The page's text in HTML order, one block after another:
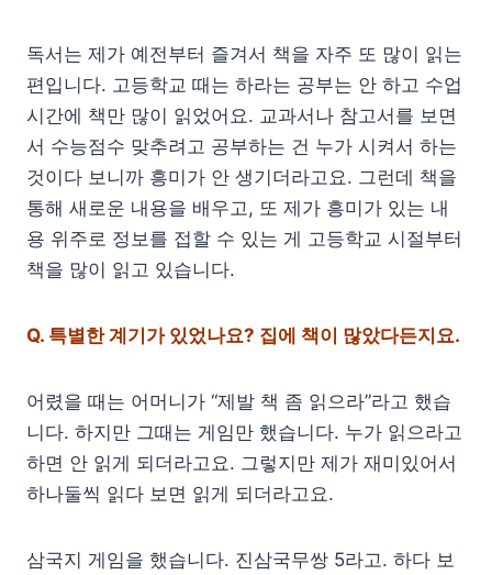
독서는 제가 예전부터 즐겨서 책을 자주 또 많이 읽는
편입니다. 고등학교 때는 하라는 공부는 안 하고 수업
시간에 책만 많이 읽었어요. 교과서나 참고서를 보면
서 수능점수 맞추려고 공부하는 건 누가 시켜서 하는
것이다 보니까 흥미가 안 생기더라고요. 그런데 책을
통해 새로운 내용을 배우고, 또 제가 흥미가 있는 내
용 위주로 정보를 접할 수 있는 게 고등학교 시절부터
책을 많이 읽고 있습니다.
Q. 특별한계기가 있었나요? 집에 책이 많았다든지요.
어렸을 때는 어머니가 “제발 책 좀 읽으라”라고 했습
니다. 하지만 그때는 게임만 했습니다. 누가 읽으라고
하면 안 읽게 되더라고요. 그렇지만 제가 재미있어서
하나둘씩 읽다 보면 읽게 되더라고요.
삼국지 게임을 했습니다. 진삼국무쌍 5라고. 하다 보